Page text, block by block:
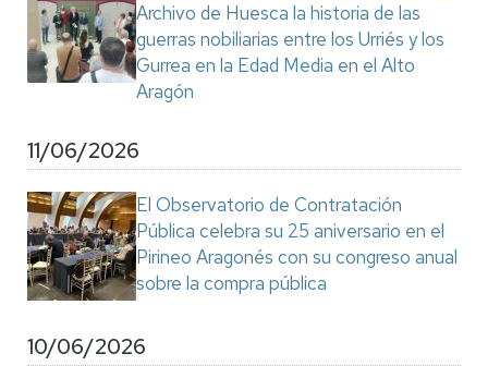
Archivo de Huesca la historia de las
guerras nobiliarias entre los Urriés y los
Gurrea en la Edad Media en el Alto
Aragón
11/06/2026
El Observatorio de Contratación
Pública celebra su 25 aniversario en el
Pirineo Aragonés con su congreso anual
sobre la compra pública
10/06/2026